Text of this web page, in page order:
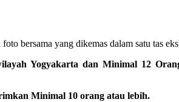
bersama yang dikemas dalam satu tas
Yogyakarta dan Minimal 12
Minimal 10 orang atau lebih.